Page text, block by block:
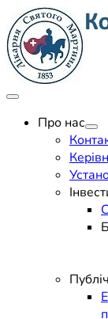
Skip
to
content
Поліклініка
Про нас